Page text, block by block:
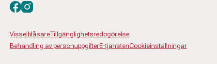
VisselblåsareTillgänglighetsredogörelse
Behandling av personuppgifterE-tjänstenCookieinställningar
Besök oss på facebook
Besök oss på instagram